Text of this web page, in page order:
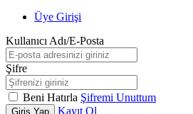
Üye Girişi
Kullanıcı Adı/E-Posta
Şifre
Beni Hatırla Şifremi Unuttum
Giriş Yap
Kayıt Ol